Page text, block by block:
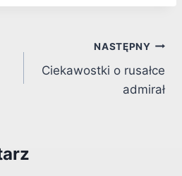
NASTĘPNY
Ciekawostki o rusałce
admirał